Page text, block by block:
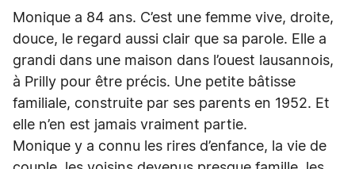
Monique a 84 ans. C’est une femme vive, droite,
douce, le regard aussi clair que sa parole. Elle a
grandi dans une maison dans l’ouest lausannois,
à Prilly pour être précis. Une petite bâtisse
familiale, construite par ses parents en 1952. Et
elle n’en est jamais vraiment partie.
Monique y a connu les rires d’enfance, la vie de